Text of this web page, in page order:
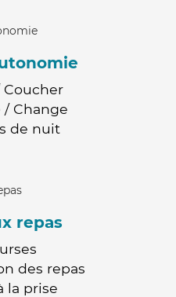
Coucher
/ Change
de nuit
repas
des repas
la prise